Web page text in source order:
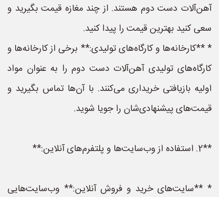
آهن‌آلات دست دوم هستند. از چند مغازه قیمت بگیرید و
سعی کنید بهترین قیمت را پیدا کنید.
* **کارخانه‌ها و کارگاه‌های تولیدی:** برخی از کارخانه‌ها و
کارگاه‌های تولیدی آهن‌آلات دست دوم را به عنوان مواد
اولیه بازیافتی خریداری می‌کنند. با آن‌ها تماس بگیرید و
قیمت‌های پیشنهادی‌شان را جویا شوید.
**2. استفاده از وب‌سایت‌ها و پلتفرم‌های آنلاین:**
* **سایت‌های خرید و فروش آنلاین:** وب‌سایت‌هایی